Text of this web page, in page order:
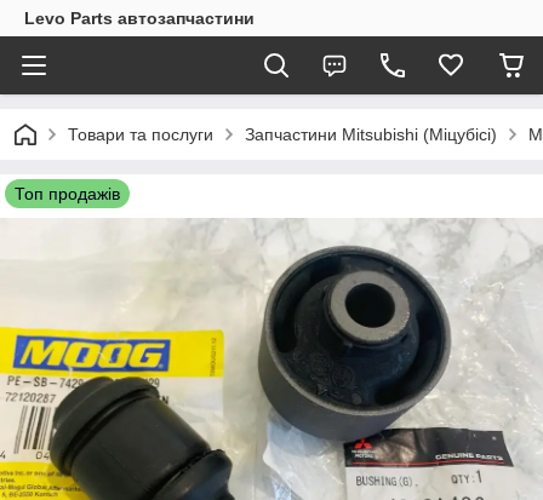
Levo Parts автозапчастини
Товари та послуги Запчастини Mitsubishi (Міцубісі)
Топ продажів